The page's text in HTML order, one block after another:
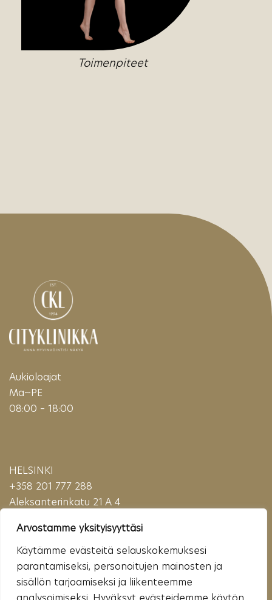
Arvostamme yksityisyyttäsi
Käytämme evästeitä selauskokemuksesi
parantamiseksi, personoitujen mainosten ja
sisällön tarjoamiseksi ja liikenteemme
Toimenpiteet
Aukioloajat
Ma~PE
08:00 – 18:00
HELSINKI
+358 201 777 288
Aleksanterinkatu 21 A 4
(Puhelu maksaa matkapuhelinmaksun (mpm) tai paikallisverkkomaksun (pvm)